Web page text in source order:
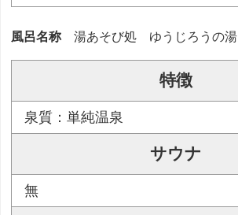
風呂名称 湯あそび処 ゆうじろうの湯
特徴
泉質：単純温泉
サウナ
無